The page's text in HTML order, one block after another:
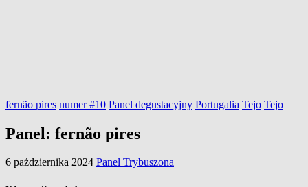
fernão pires numer #10 Panel degustacyjny Portugalia Tejo Tejo
Panel: fernão pires
6 października 2024 Panel Trybuszona